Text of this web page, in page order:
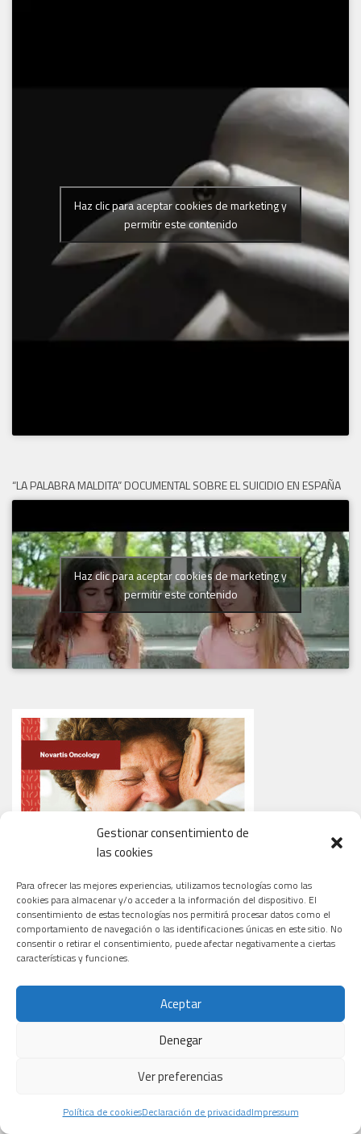
Gestionar consentimiento de
las cookies
Para ofrecer las mejores experiencias, utilizamos tecnologías como las
cookies para almacenar y/o acceder a la información del dispositivo. El
consentimiento de estas tecnologías nos permitirá procesar datos como el
comportamiento de navegación o las identificaciones únicas en este sitio. No
consentir o retirar el consentimiento, puede afectar negativamente a ciertas
características y funciones.
Aceptar
Denegar
Ver preferencias
Política de cookiesDeclaración de privacidadImpressum
Haz clic para aceptar cookies de marketing y
permitir este contenido
“LA PALABRA MALDITA” DOCUMENTAL SOBRE EL SUICIDIO EN ESPAÑA
Haz clic para aceptar cookies de marketing y
permitir este contenido